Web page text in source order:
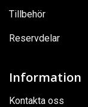
Tillbehör
Reservdelar
Information
Kontakta oss